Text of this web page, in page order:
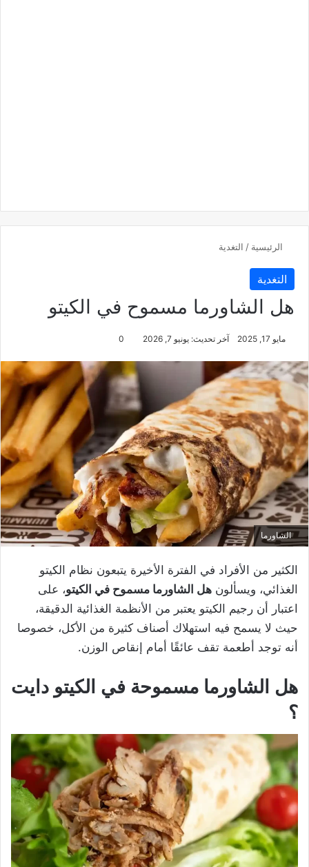
الرئيسية / التغدية
التغدية
هل الشاورما مسموح في الكيتو
مايو 17, 2025 آخر تحديث: يونيو 7, 2026 0
الشاورما
الكثير من الأفراد في الفترة الأخيرة يتبعون نظام الكيتو
الغذائي، ويسألون هل الشاورما مسموح في الكيتو، على
اعتبار أن رجيم الكيتو يعتبر من الأنظمة الغذائية الدقيقة،
حيث لا يسمح فيه استهلاك أصناف كثيرة من الأكل، خصوصا
أنه توجد أطعمة تقف عائقًا أمام إنقاص الوزن.
هل الشاورما مسموحة في الكيتو دايت
؟